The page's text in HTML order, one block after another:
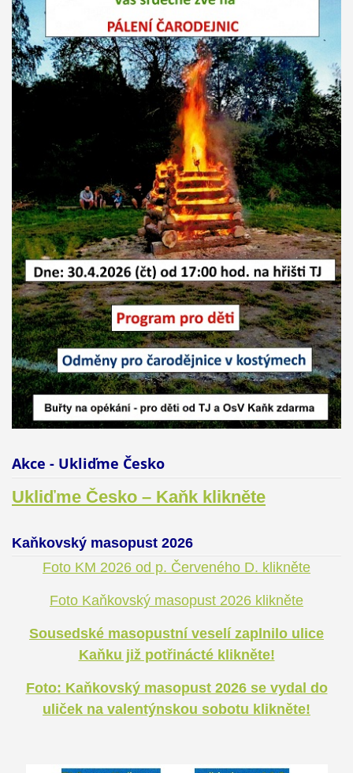
Akce - Ukliďme Česko
Ukliďme Česko – Kaňk klikněte
Kaňkovský masopust 2026
Foto KM 2026 od p. Červeného D. klikněte
Foto Kaňkovský masopust 2026 klikněte
Sousedské masopustní veselí zaplnilo ulice
Kaňku již potřinácté klikněte!
Foto: Kaňkovský masopust 2026 se vydal do
uliček na valentýnskou sobotu klikněte!